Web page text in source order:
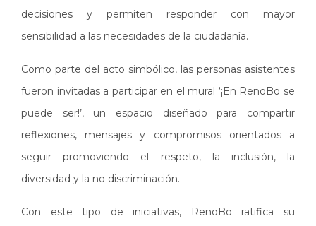
decisiones y permiten responder con mayor
sensibilidad a las necesidades de la ciudadanía.
Como parte del acto simbólico, las personas asistentes
fueron invitadas a participar en el mural ‘¡En RenoBo se
puede ser!’, un espacio diseñado para compartir
reflexiones, mensajes y compromisos orientados a
seguir promoviendo el respeto, la inclusión, la
diversidad y la no discriminación.
Con este tipo de iniciativas, RenoBo ratifica su